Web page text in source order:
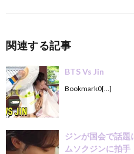
関連する記事
BTS Vs Jin
Bookmark0[…]
ジンが国会で話
ムソクジンに拍手